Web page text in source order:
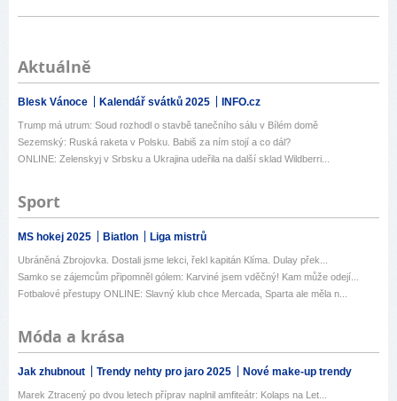
Aktuálně
Blesk Vánoce Kalendář svátků 2025 INFO.cz
Trump má utrum: Soud rozhodl o stavbě tanečního sálu v Bílém domě
Sezemský: Ruská raketa v Polsku. Babiš za ním stojí a co dál?
ONLINE: Zelenskyj v Srbsku a Ukrajina udeřila na další sklad Wildberri...
Sport
MS hokej 2025 Biatlon Liga mistrů
Ubráněná Zbrojovka. Dostali jsme lekci, řekl kapitán Klíma. Dulay přek...
Samko se zájemcům připomněl gólem: Karviné jsem vděčný! Kam může odejí...
Fotbalové přestupy ONLINE: Slavný klub chce Mercada, Sparta ale měla n...
Móda a krása
Jak zhubnout Trendy nehty pro jaro 2025 Nové make-up trendy
Marek Ztracený po dvou letech příprav naplnil amfiteátr: Kolaps na Let...